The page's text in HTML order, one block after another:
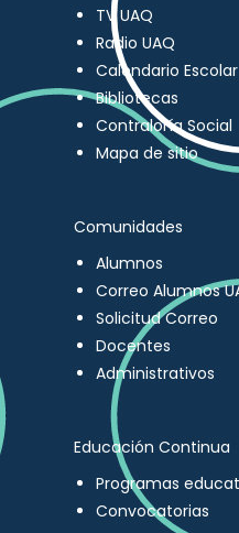
TV UAQ
Radio UAQ
Calendario Escolar
Bibliotecas
Contraloría Social
Mapa de sitio
Comunidades
Alumnos
Correo Alumnos
Solicitud Correo
Docentes
Administrativos
Educación Continua
Programas
Convocatorias